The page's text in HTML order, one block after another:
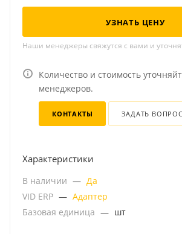
УЗНАТЬ ЦЕНУ
Наши менеджеры свяжутся с вами и
Количество и стоимость
менеджеров.
КОНТАКТЫ ЗАДАТЬ ВОПРОС
Характеристики
В наличии — Да
VID ERP — Адаптер
Базовая единица — шт